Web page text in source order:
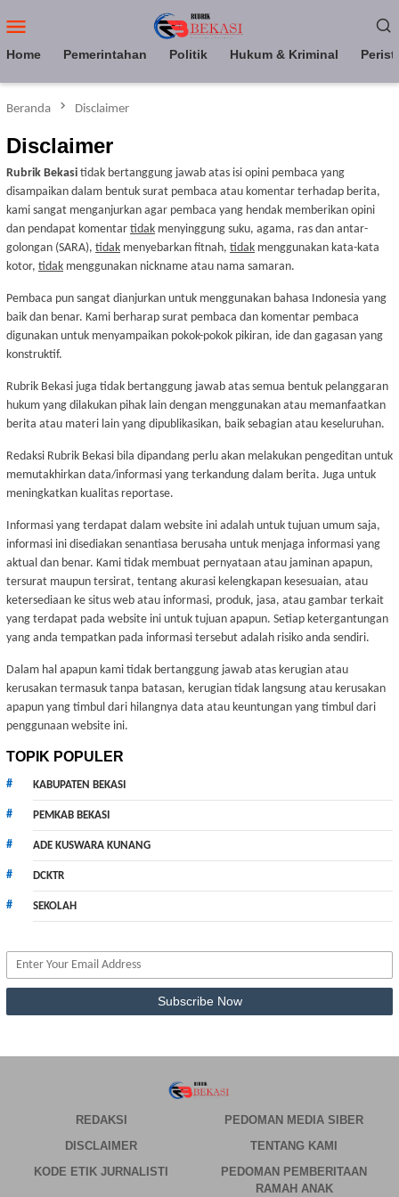
ke
Mobile
Home Pemerintahan Politik Hukum & Kriminal
Beranda Disclaimer
Disclaimer
Rubrik Bekasi tidak bertanggung jawab atas isi opini pembaca yang
disampaikan dalam bentuk surat pembaca atau komentar terhadap berita,
kami sangat menganjurkan agar pembaca yang hendak memberikan opini
dan pendapat komentar tidak menyinggung suku, agama, ras dan antar-
golongan (SARA), tidak menyebarkan fitnah, tidak menggunakan kata-kata
kotor, tidak menggunakan nickname atau nama samaran.
Pembaca pun sangat dianjurkan untuk menggunakan bahasa Indonesia yang
baik dan benar. Kami berharap surat pembaca dan komentar pembaca
digunakan untuk menyampaikan pokok-pokok pikiran, ide dan gagasan yang
konstruktif.
Rubrik Bekasi juga tidak bertanggung jawab atas semua bentuk pelanggaran
hukum yang dilakukan pihak lain dengan menggunakan atau memanfaatkan
berita atau materi lain yang dipublikasikan, baik sebagian atau keseluruhan.
Redaksi Rubrik Bekasi bila dipandang perlu akan melakukan pengeditan untuk
memutakhirkan data/informasi yang terkandung dalam berita. Juga untuk
meningkatkan kualitas reportase.
Informasi yang terdapat dalam website ini adalah untuk tujuan umum saja,
informasi ini disediakan senantiasa berusaha untuk menjaga informasi yang
aktual dan benar. Kami tidak membuat pernyataan atau jaminan apapun,
tersurat maupun tersirat, tentang akurasi kelengkapan kesesuaian, atau
ketersediaan ke situs web atau informasi, produk, jasa, atau gambar terkait
yang terdapat pada website ini untuk tujuan apapun. Setiap ketergantungan
yang anda tempatkan pada informasi tersebut adalah risiko anda sendiri.
Dalam hal apapun kami tidak bertanggung jawab atas kerugian atau
kerusakan termasuk tanpa batasan, kerugian tidak langsung atau kerusakan
apapun yang timbul dari hilangnya data atau keuntungan yang timbul dari
penggunaan website ini.
TOPIK POPULER
KABUPATEN BEKASI
PEMKAB BEKASI
ADE KUSWARA KUNANG
DCKTR
SEKOLAH
REDAKSI
PEDOMAN MEDIA SIBER
DISCLAIMER
TENTANG KAMI
KODE ETIK JURNALISTI
PEDOMAN PEMBERITAAN
RAMAH ANAK